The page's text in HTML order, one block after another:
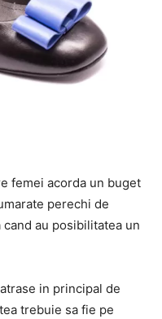
femei acorda un buget
perechi de
au posibilitatea un
in principal de
trebuie sa fie pe